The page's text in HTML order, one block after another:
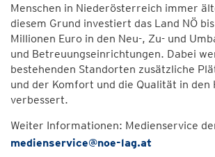
Menschen in Niederösterreich immer
diesem Grund investiert das Land NÖ
Millionen Euro in den Neu-, Zu- und
und Betreuungseinrichtungen. Dabei
bestehenden Standorten zusätzliche
und der Komfort und die Qualität in den
verbessert.
Weiter Informationen: Medienservice
medienservice@noe-lag.at